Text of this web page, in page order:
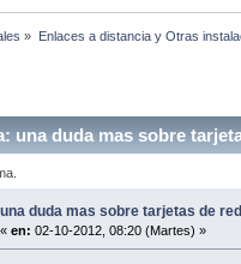
» Enlaces a distancia y Otras
una duda mas sobre
una duda mas sobre tarjetas de
« en: 02-10-2012, 08:20 (Martes) »